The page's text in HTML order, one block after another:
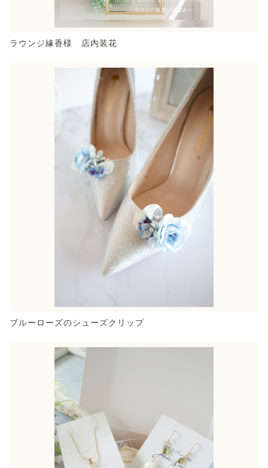
ラウンジ緣香様 店内装花
ブルーローズのシューズクリップ